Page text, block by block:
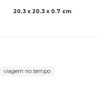
20.3 x 20.3 x 0.7 cm
viagem no tempo